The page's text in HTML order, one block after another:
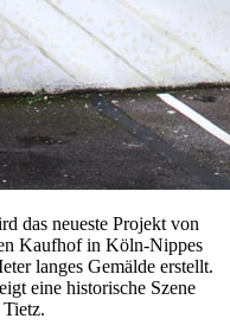
das neueste Projekt von
Kaufhof in Köln-Nippes
langes Gemälde erstellt.
eine historische Szene